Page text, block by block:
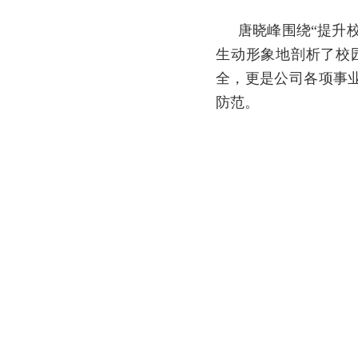
唐晓峰围绕“提升
生动形象地剖析了校
全，更是公司各项事
防范。